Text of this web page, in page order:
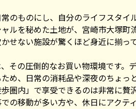
のものにし、自分のライフスタ
ルを秘めた土地が、宮崎市大塚
せない施設が驚くほど身近に揃って
その圧倒的なお買い物環境です
め、日常の消耗品や深夜のちょ
圏内」で享受できるのは非常に
の移動が多い方や、休日にアク